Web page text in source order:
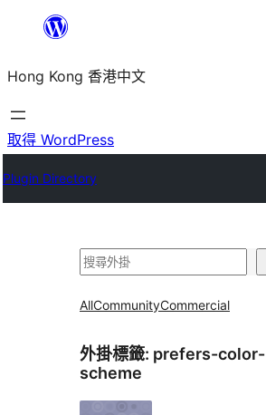
主
要
內
Hong Kong 香港中文
取得 WordPress
Plugin Directory
搜
AllCommunityCommercial
外掛標籤: prefers-color-
scheme